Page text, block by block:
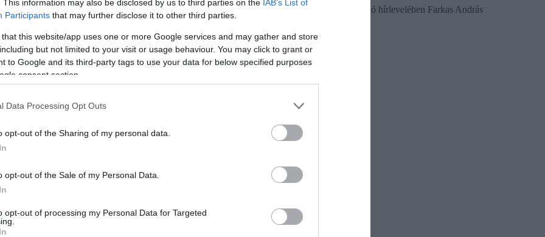
This information may also be disclosed by us to third parties on the IAB’s List of
Participants that may further disclose it to other third parties.
that this website/app uses one or more Google services and may gather and store
but not limited to your visit or usage behaviour. You may click to grant or
to Google and its third-party tags to use your data for below specified purposes
consent section.
Data Processing Opt Outs
opt-out of the Sharing of my personal data.
opt-out of the Sale of my Personal Data.
opt-out of processing my Personal Data for Targeted
kihívás a munkámban.” Csupán néhány mondat azok közül, ami
álmodoznak arról, hogy…
foglalta össze nőknek szóló hírlevelében Farkas András